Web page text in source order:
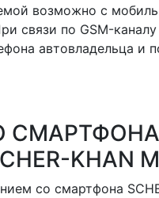
возможно с
связи по GSM-
автовладельца и
KHAN
со смартфона